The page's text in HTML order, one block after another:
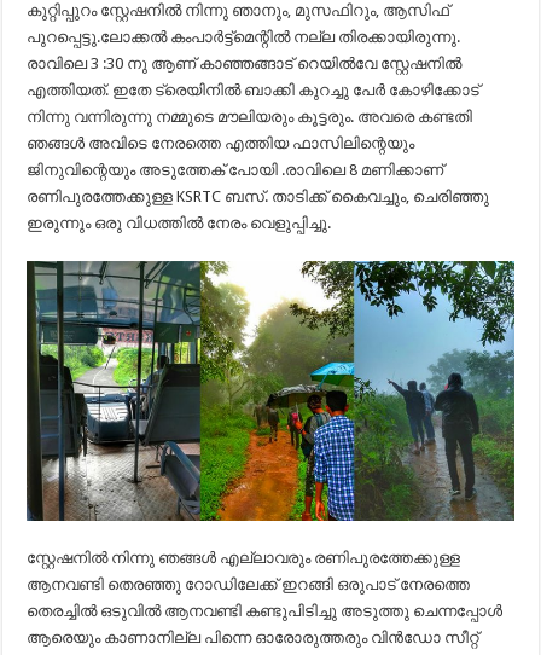
കുറ്റിപ്പുറം സ്റ്റേഷനിൽ നിന്നു ഞാനും, മുസഫിറും, ആസിഫ്
പുറപ്പെട്ടു.ലോക്കൽ കംപാർട്ട്‌മെന്റിൽ നല്ല തിരക്കായിരുന്നു.
രാവിലെ 3 :30 നു ആണ് കാഞ്ഞങ്ങാട് റെയിൽവേ സ്റ്റേഷനിൽ
എത്തിയത്. ഇതേ ട്രെയിനിൽ ബാക്കി കുറച്ചു പേർ കോഴിക്കോട്
നിന്നു വന്നിരുന്നു നമ്മുടെ മൗലിയരും കൂട്ടരും. അവരെ കണ്ടതി
ഞങ്ങൾ അവിടെ നേരത്തെ എത്തിയ ഫാസിലിന്റെയും
ജിനുവിന്റെയും അടുത്തേക് പോയി .രാവിലെ 8 മണിക്കാണ്
രണിപുരത്തേക്കുള്ള KSRTC ബസ്. താടിക്ക് കൈവച്ചും, ചെരിഞ്ഞു
ഇരുന്നും ഒരു വിധത്തിൽ നേരം വെളുപ്പിച്ചു.
സ്റ്റേഷനിൽ നിന്നു ഞങ്ങൾ എല്ലാവരും രണിപുരത്തേക്കുള്ള
ആനവണ്ടി തെരഞ്ഞു റോഡിലേക്ക്‌ ഇറങ്ങി ഒരുപാട് നേരത്തെ
തെരച്ചിൽ ഒടുവിൽ ആനവണ്ടി കണ്ടുപിടിച്ചു അടുത്തു ചെന്നപ്പോൾ
ആരെയും കാണാനില്ല പിന്നെ ഓരോരുത്തരും വിൻഡോ സീറ്റ്